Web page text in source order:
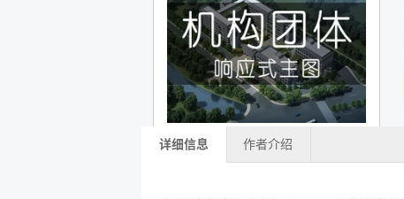
详细信息 作者介绍